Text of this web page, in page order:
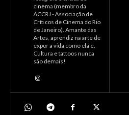
cinema (membro da
ACCRJ - Associação de
Críticos de Cinema do Rio
de Janeiro). Amante das
Artes, aprendiz na arte de
expor a vida como ela é.
Cultura e tattoos nunca
são demais!